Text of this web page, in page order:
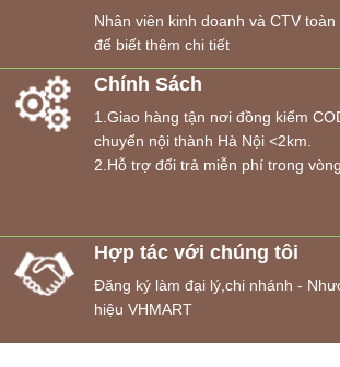
Nhân viên kinh doanh và CTV
để biết thêm chi tiết
Chính Sách
1.Giao hàng tận nơi đồng kiểm
chuyển nội thành Hà Nội <2km.
2.Hỗ trợ đổi trả miễn phí trong
Hợp tác với chúng tôi
Đăng ký làm đại lý,chi nhánh -
hiệu VHMART